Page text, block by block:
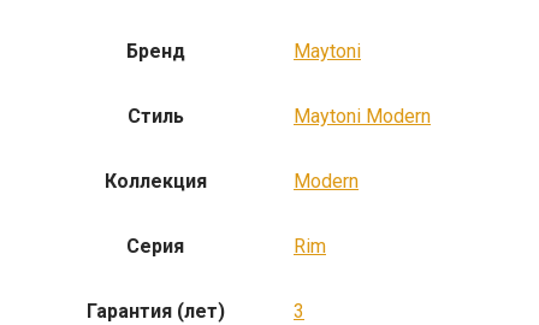
Бренд Maytoni
Стиль Maytoni Modern
Коллекция Modern
Серия Rim
Гарантия (лет) 3